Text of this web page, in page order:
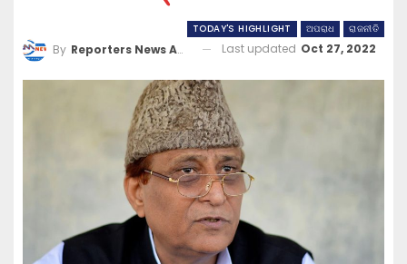
TODAY'S HIGHLIGHT ଅପରାଧ ରାଜନୀତି
By Reporters News Agency Last updated Oct 27, 2022